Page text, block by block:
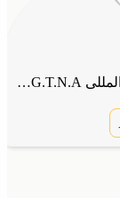
مشاور و کارشناس فروش هولدینگ بین المللی G.T.N.Aمدیر فروش شرکت گسترش طراحان نقش الماس بازاریاب و مشاوره و شروع همکاری جهت افزایش فروش و ارتباط قوی با مشتری